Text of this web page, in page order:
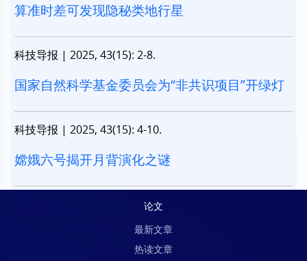
算准时差可发现隐秘类地行星
科技导报 | 2025, 43(15): 2-8.
国家自然科学基金委员会为“非共识项目”开绿灯
科技导报 | 2025, 43(15): 4-10.
嫦娥六号揭开月背演化之谜
论文
最新文章
热读文章